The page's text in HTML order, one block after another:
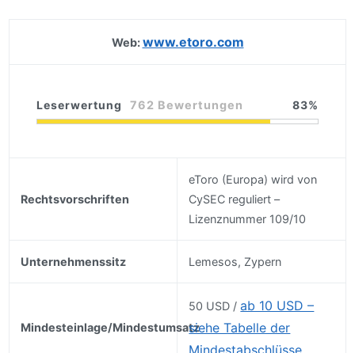
Web:www.etoro.com
Leserwertung 762 Bewertungen 83
Rechtsvorschriften
eToro (Europa) wird von
CySEC reguliert –
Lizenznummer 109/10
Unternehmenssitz Lemesos, Zypern
Mindesteinlage/Mindestumsatz
50 USD /ab 10 USD –
siehe Tabelle der